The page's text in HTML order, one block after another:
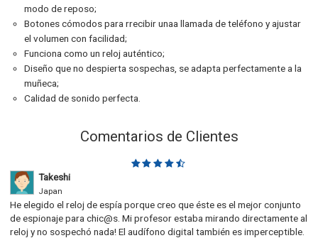
modo de reposo;
Botones cómodos para rrecibir unaa llamada de teléfono y ajustar
el volumen con facilidad;
Funciona como un reloj auténtico;
Diseño que no despierta sospechas, se adapta perfectamente a la
muñeca;
Calidad de sonido perfecta.
Comentarios de Clientes
Takeshi
Japan
He elegido el reloj de espía porque creo que éste es el mejor conjunto
de espionaje para chic@s. Mi profesor estaba mirando directamente al
reloj y no sospechó nada! El audífono digital también es imperceptible.